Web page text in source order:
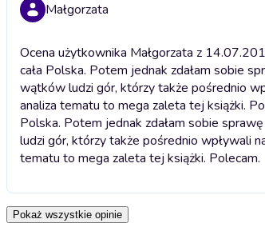
Małgorzata
Ocena użytkownika Małgorzata z
cała Polska. Potem jednak zdałam sobie
wątków ludzi gór, którzy także pośrednio
analiza tematu to mega zaleta tej książki.
Polska. Potem jednak zdałam sobie
ludzi gór, którzy także pośrednio wpływali
tematu to mega zaleta tej książki. Polecam.
Pokaż wszystkie opinie